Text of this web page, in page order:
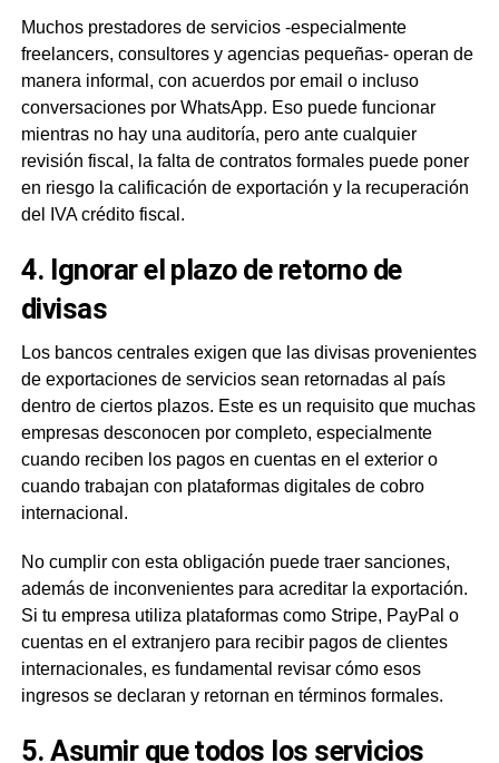
Muchos prestadores de servicios -especialmente
freelancers, consultores y agencias pequeñas- operan de
manera informal, con acuerdos por email o incluso
conversaciones por WhatsApp. Eso puede funcionar
mientras no hay una auditoría, pero ante cualquier
revisión fiscal, la falta de contratos formales puede poner
en riesgo la calificación de exportación y la recuperación
del IVA crédito fiscal.
4. Ignorar el plazo de retorno de
divisas
Los bancos centrales exigen que las divisas provenientes
de exportaciones de servicios sean retornadas al país
dentro de ciertos plazos. Este es un requisito que muchas
empresas desconocen por completo, especialmente
cuando reciben los pagos en cuentas en el exterior o
cuando trabajan con plataformas digitales de cobro
internacional.
No cumplir con esta obligación puede traer sanciones,
además de inconvenientes para acreditar la exportación.
Si tu empresa utiliza plataformas como Stripe, PayPal o
cuentas en el extranjero para recibir pagos de clientes
internacionales, es fundamental revisar cómo esos
ingresos se declaran y retornan en términos formales.
5. Asumir que todos los servicios